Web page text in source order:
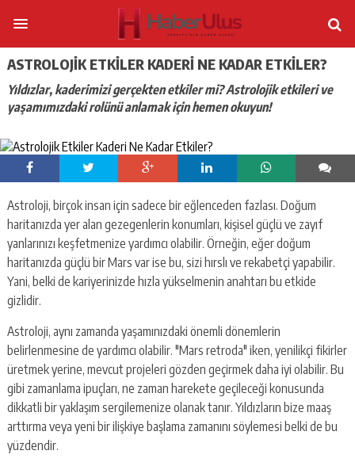
ASTROLOJIK ETKILER KADERI NE KADAR ETKILER?
Yıldızlar, kaderimizi gerçekten etkiler mi? Astrolojik etkileri ve
yaşamımızdaki rolünü anlamak için hemen okuyun!
Astroloji, birçok insan için sadece bir eğlenceden fazlası. Doğum
haritanızda yer alan gezegenlerin konumları, kişisel güçlü ve zayıf
yanlarınızı keşfetmenize yardımcı olabilir. Örneğin, eğer doğum
haritanızda güçlü bir Mars var ise bu, sizi hırslı ve rekabetçi yapabilir.
Yani, belki de kariyerinizde hızla yükselmenin anahtarı bu etkide
gizlidir.
Astroloji, aynı zamanda yaşamınızdaki önemli dönemlerin
belirlenmesine de yardımcı olabilir. "Mars retroda" iken, yenilikçi fikirler
üretmek yerine, mevcut projeleri gözden geçirmek daha iyi olabilir. Bu
gibi zamanlama ipuçları, ne zaman harekete geçileceği konusunda
dikkatli bir yaklaşım sergilemenize olanak tanır. Yıldızların bize maaş
arttırma veya yeni bir ilişkiye başlama zamanını söylemesi belki de bu
yüzdendir.